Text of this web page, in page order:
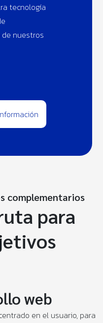
tecnología
nuestros
complementarios
para
web
en el usuario, para